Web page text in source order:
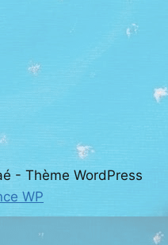
- Thème WordPress
WP